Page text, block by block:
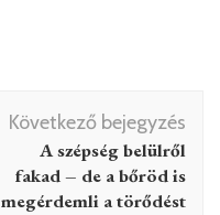
Következő bejegyzés
A szépség belülről
fakad – de a bőröd is
megérdemli a törődést